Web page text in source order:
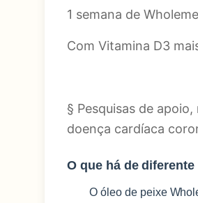
1 semana de
Com Vitamina D3
§ Pesquisas de
doença cardíaca
O que há de
O óleo de peixe